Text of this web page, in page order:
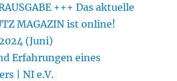
+++ Das aktuelle
MAGAZIN ist online!
(Juni)
Erfahrungen eines
| NI e.V.